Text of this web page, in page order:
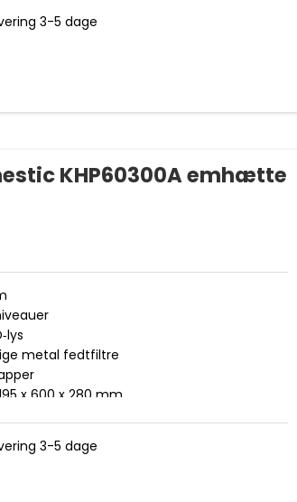
/ 319,78 m3 per minut
mm
3-5 dage
KHP60300A emhætte
metal fedtfiltre
x 600 x 280 mm
3-5 dage